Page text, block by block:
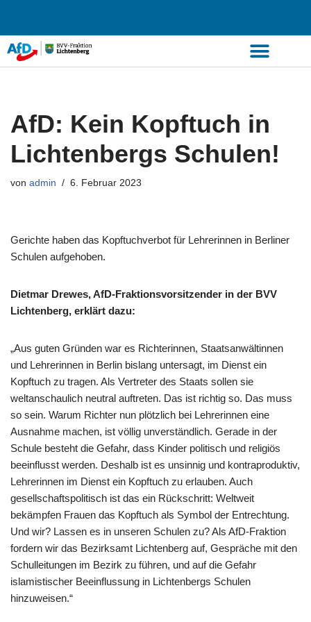
Zum
Inhalt
springen
AfD: Kein Kopftuch in
Lichtenbergs Schulen!
von admin 6. Februar 2023
Gerichte haben das Kopftuchverbot für Lehrerinnen in Berliner
Schulen aufgehoben.
Dietmar Drewes, AfD-Fraktionsvorsitzender in der BVV
Lichtenberg, erklärt dazu:
„Aus guten Gründen war es Richterinnen, Staatsanwältinnen
und Lehrerinnen in Berlin bislang untersagt, im Dienst ein
Kopftuch zu tragen. Als Vertreter des Staats sollen sie
weltanschaulich neutral auftreten. Das ist richtig so. Das muss
so sein. Warum Richter nun plötzlich bei Lehrerinnen eine
Ausnahme machen, ist völlig unverständlich. Gerade in der
Schule besteht die Gefahr, dass Kinder politisch und religiös
beeinflusst werden. Deshalb ist es unsinnig und kontraproduktiv,
Lehrerinnen im Dienst ein Kopftuch zu erlauben. Auch
gesellschaftspolitisch ist das ein Rückschritt: Weltweit
bekämpfen Frauen das Kopftuch als Symbol der Entrechtung.
Und wir? Lassen es in unseren Schulen zu? Als AfD-Fraktion
fordern wir das Bezirksamt Lichtenberg auf, Gespräche mit den
Schulleitungen im Bezirk zu führen, und auf die Gefahr
islamistischer Beeinflussung in Lichtenbergs Schulen
hinzuweisen.“